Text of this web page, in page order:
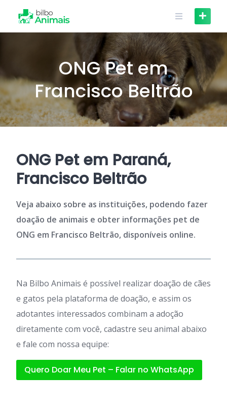
content
ONG Pet em
Francisco Beltrão
ONG Pet em Paraná,
Francisco Beltrão
Veja abaixo sobre as instituições, podendo fazer
doação de animais e obter informações pet de
ONG em Francisco Beltrão, disponíveis online.
Na Bilbo Animais é possível realizar doação de cães
e gatos pela plataforma de doação, e assim os
adotantes interessados combinam a adoção
diretamente com você, cadastre seu animal abaixo
e fale com nossa equipe:
Quero Doar Meu Pet – Falar no WhatsApp